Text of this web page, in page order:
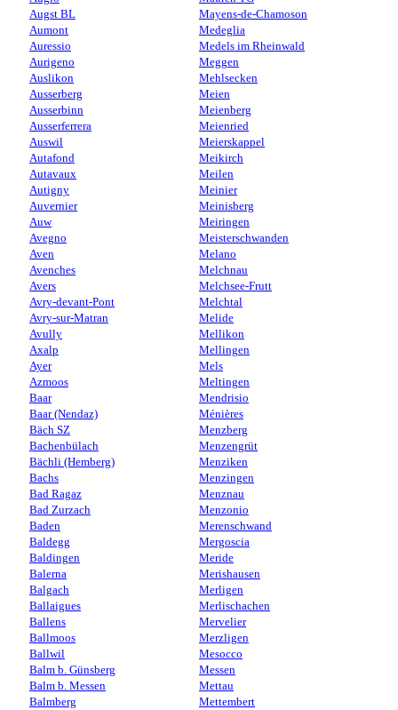
Augst BL
Aumont
Auressio
Aurigeno
Auslikon
Ausserberg
Ausserbinn
Ausserferrera
Auswil
Autafond
Autavaux
Autigny
Auvernier
Auw
Avegno
Aven
Avenches
Avers
Avry-devant-Pont
Avry-sur-Matran
Avully
Axalp
Ayer
Azmoos
Baar
Baar (Nendaz)
Bäch SZ
Bachenbülach
Bächli (Hemberg)
Bachs
Bad Ragaz
Bad Zurzach
Baden
Baldegg
Baldingen
Balerna
Balgach
Ballaigues
Ballens
Ballmoos
Ballwil
Balm b. Günsberg
Balm b. Messen
Balmberg
Mayens-de-Chamoson
Medeglia
Medels im Rheinwald
Meggen
Mehlsecken
Meien
Meienberg
Meienried
Meierskappel
Meikirch
Meilen
Meinier
Meinisberg
Meiringen
Meisterschwanden
Melano
Melchnau
Melchsee-Frutt
Melchtal
Melide
Mellikon
Mellingen
Mels
Meltingen
Mendrisio
Ménières
Menzberg
Menzengrüt
Menziken
Menzingen
Menznau
Menzonio
Merenschwand
Mergoscia
Meride
Merishausen
Merligen
Merlischachen
Mervelier
Merzligen
Mesocco
Messen
Mettau
Mettembert